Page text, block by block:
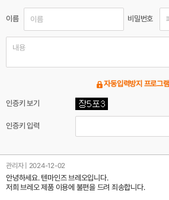
이름 비밀번호
자동입력방지 프로그램
인증키 보기
인증키 입력
관리자 | 2024-12-02
안녕하세요. 텐마인즈 브레오입니다.
저희 브레오 제품 이용에 불편을 드려 죄송합니다.